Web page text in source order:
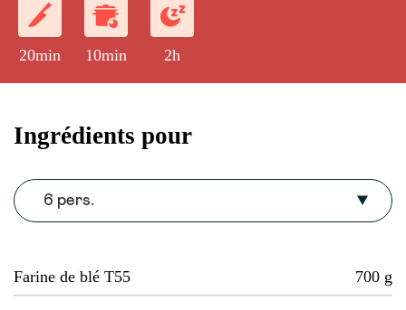
20min 10min 2h
Ingrédients pour
6 pers.
Farine de blé T55 700 g